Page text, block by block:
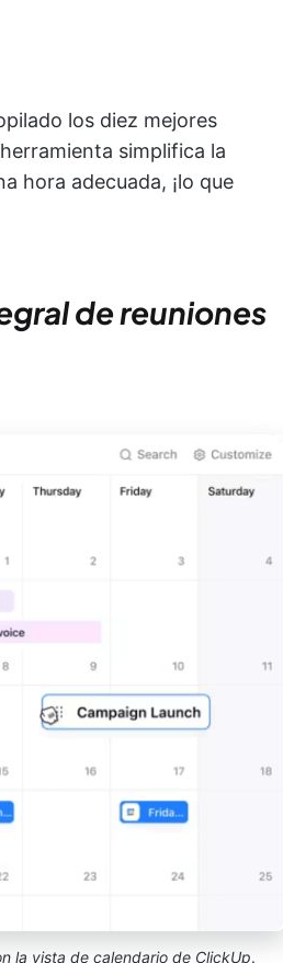
los diez mejores
simplifica la
hora adecuada, ¡lo que
de reuniones
la vista de calendario de ClickUp.